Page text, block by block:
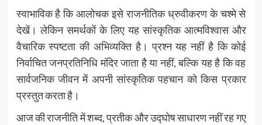
स्वाभाविक है कि आलोचक इसे राजनीतिक ध्रुवीकरण के चश्मे से
देखें। लेकिन समर्थकों के लिए यह सांस्कृतिक आत्मविश्वास और
वैचारिक स्पष्टता की अभिव्यक्ति है। प्रश्न यह नहीं है कि कोई
निर्वाचित जनप्रतिनिधि मंदिर जाता है या नहीं, बल्कि यह है कि वह
सार्वजनिक जीवन में अपनी सांस्कृतिक पहचान को किस प्रकार
प्रस्तुत करता है।
आज की राजनीति में शब्द, प्रतीक और उद्घोष साधारण नहीं रह गए